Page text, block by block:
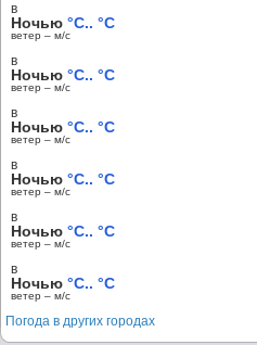
в
Ночью °C.. °C
ветер – м/c
в
Ночью °C.. °C
ветер – м/c
в
Ночью °C.. °C
ветер – м/c
в
Ночью °C.. °C
ветер – м/c
в
Ночью °C.. °C
ветер – м/c
в
Ночью °C.. °C
ветер – м/c
Погода в других городах